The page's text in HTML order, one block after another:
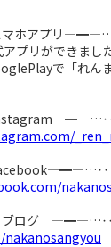
ホアプリ
プリができました
で「れん
ログ